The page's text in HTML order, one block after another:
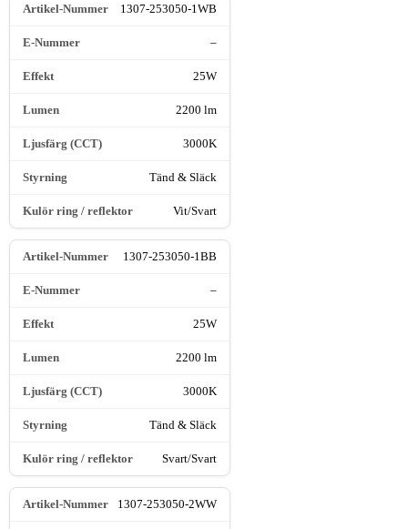
1307-253050-1WB
–
25W
2200 lm
3000K
Tänd & Släck
Vit/Svart
1307-253050-1BB
–
25W
2200 lm
3000K
Tänd & Släck
Svart/Svart
1307-253050-2WW